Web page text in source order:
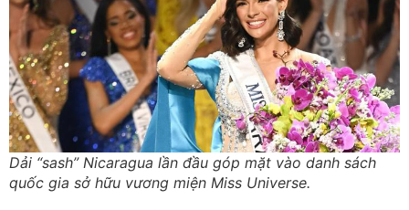
Dải “sash” Nicaragua lần đầu góp mặt vào danh sách
quốc gia sở hữu vương miện Miss Universe.